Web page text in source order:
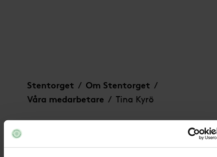
Stentorget / Om Stentorget /
Våra medarbetare / Tina Kyrö